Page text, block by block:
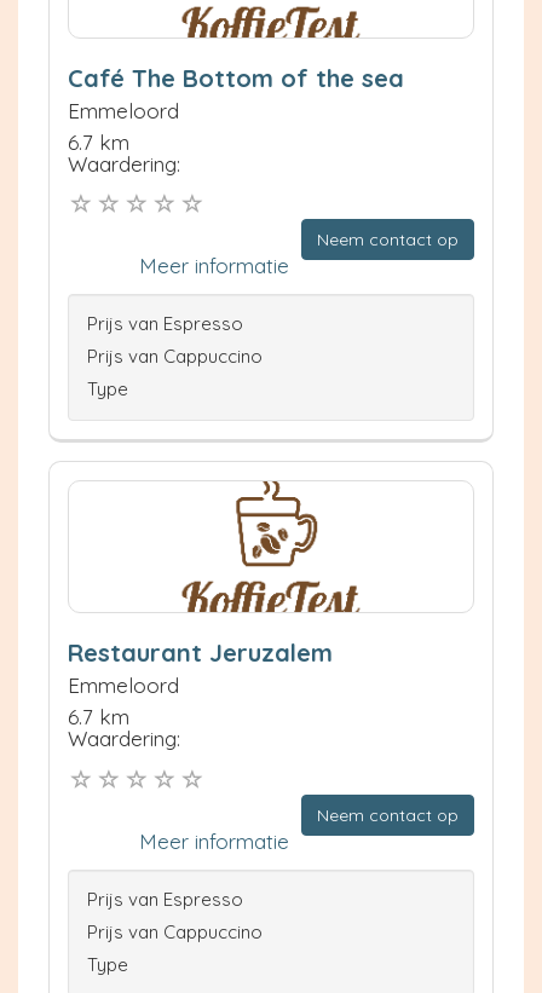
Café The Bottom of the sea
Emmeloord
6.7 km
Waardering:
Neem contact op
Meer informatie
Prijs van Espresso
Prijs van Cappuccino
Type
Restaurant Jeruzalem
Emmeloord
6.7 km
Waardering:
Neem contact op
Meer informatie
Prijs van Espresso
Prijs van Cappuccino
Type